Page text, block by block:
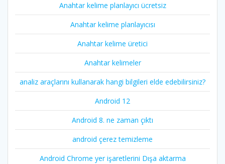
Anahtar kelime planlayıcı ücretsiz
Anahtar kelime planlayıcısı
Anahtar kelime üretici
Anahtar kelimeler
analiz araçlarını kullanarak hangi bilgileri elde edebilirsiniz?
Android 12
Android 8. ne zaman çıktı
android çerez temizleme
Android Chrome yer işaretlerini Dışa aktarma